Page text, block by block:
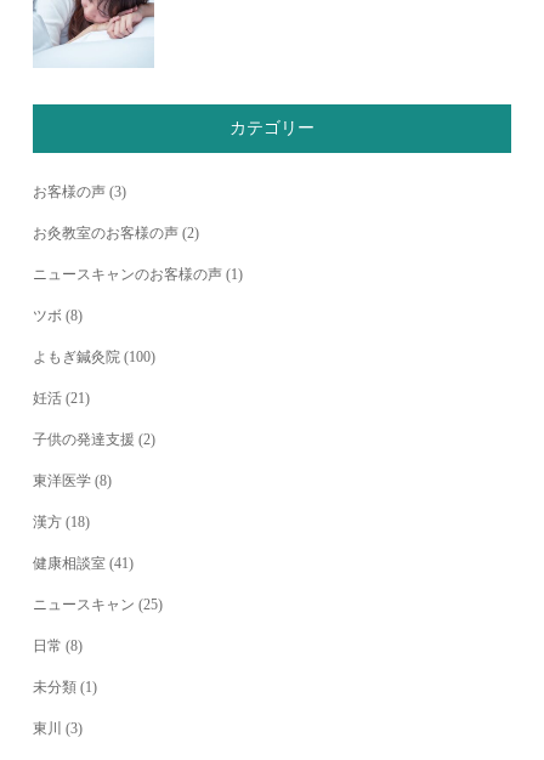
カテゴリー
お客様の声 (3)
お灸教室のお客様の声 (2)
ニュースキャンのお客様の声 (1)
ツボ (8)
よもぎ鍼灸院 (100)
妊活 (21)
子供の発達支援 (2)
東洋医学 (8)
漢方 (18)
健康相談室 (41)
ニュースキャン (25)
日常 (8)
未分類 (1)
東川 (3)